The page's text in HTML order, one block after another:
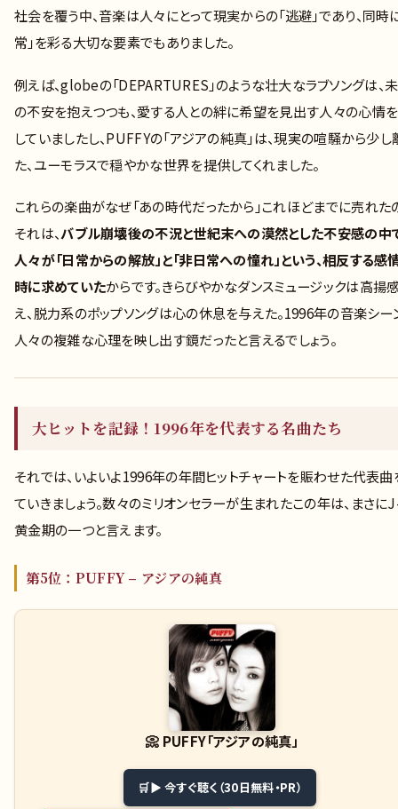
社会を覆う中、音楽は人々にとって現実からの「逃避」であり、同時
常」を彩る大切な要素でもありました。
例えば、globeの「DEPARTURES」のような壮大なラブソングは、
の不安を抱えつつも、愛する人との絆に希望を見出す人々の心情
していましたし、PUFFYの「アジアの純真」は、現実の喧騒から少
た、ユーモラスで穏やかな世界を提供してくれました。
これらの楽曲がなぜ「あの時代だったから」これほどまでに売れた
それは、バブル崩壊後の不況と世紀末への漠然とした不安感の中
人々が「日常からの解放」と「非日常への憧れ」という、相反する感
時に求めていたからです。きらびやかなダンスミュージックは高揚
え、脱力系のポップソングは心の休息を与えた。1996年の音楽シー
人々の複雑な心理を映し出す鏡だったと言えるでしょう。
大ヒットを記録！1996年を代表する名曲たち
それでは、いよいよ1996年の年間ヒットチャートを賑わせた代表
ていきましょう。数々のミリオンセラーが生まれたこの年は、まさに
黄金期の一つと言えます。
第5位：PUFFY – アジアの純真
📀 PUFFY「アジアの純真」
▶ 今すぐ聴く（30日無料・PR）